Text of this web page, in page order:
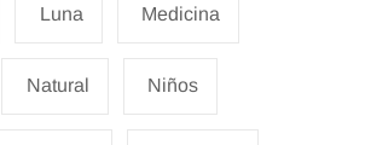
Luna Medicina
Natural Niños